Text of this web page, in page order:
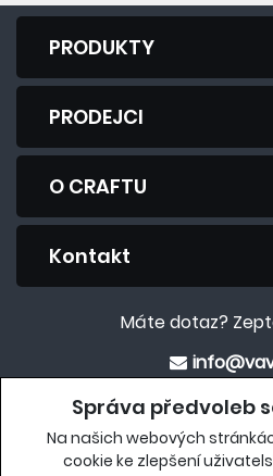
Správa předvoleb
Na našich webových
cookie ke zlepšení
PRODUKTY
PRODEJCI
O CRAFTU
Kontakt
Máte dotaz?
+420 575
Eshop